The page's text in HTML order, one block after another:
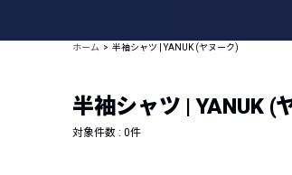
ブランドから探す
新着アイテム
編集部のおすすめアイテム
ホーム 半袖シャツ | YANUK (ヤヌーク)
半袖シャツ | YANUK (
対象件数 : 0件